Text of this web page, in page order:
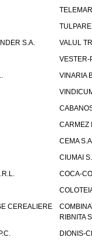
S.A.
VALUL
VESTER-
VINARIA
CARMEZ
CEMA
CIUMAI
COCA-
CEREALIERE
RIBNITA
DIONIS-